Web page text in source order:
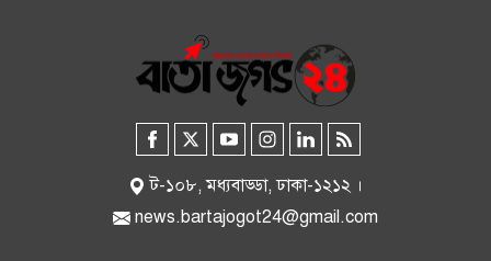
রপ্তানিতে ধাক্কা
দিল্লিতে শেখ হাসিনার অনুষ্ঠান: ভারতকে
অবস্থান স্পষ্ট করতে বললেন প্রতিমন্ত্রী
ট-১০৮, মধ্যবাড্ডা, ঢাকা-১২১২ ।
news.bartajogot24@gmail.com